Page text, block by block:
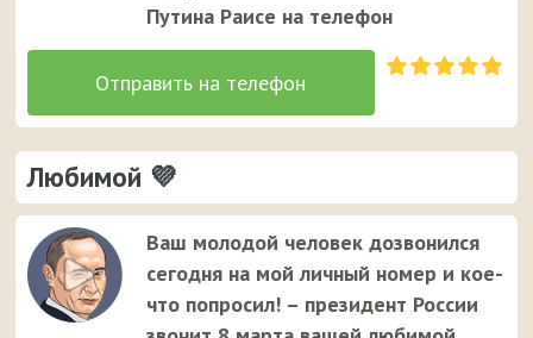
Путина Раисе на телефон
Любимой 💜
Ваш молодой человек дозвонился
сегодня на мой личный номер и кое-
что попросил! – президент России